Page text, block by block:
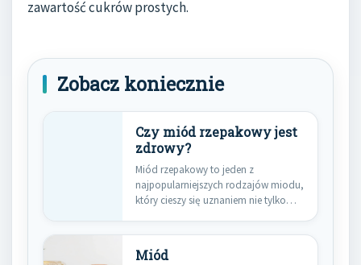
zawartość cukrów prostych.
Zobacz koniecznie
Czy miód rzepakowy jest
zdrowy?
Miód rzepakowy to jeden z
najpopularniejszych rodzajów miodu,
który cieszy się uznaniem nie tylko
Miód